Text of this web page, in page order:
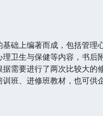
上编著而成，包括管理
卫生与保健等内容，书后
需要进行了两次比较大的修
、进修班教材，也可供